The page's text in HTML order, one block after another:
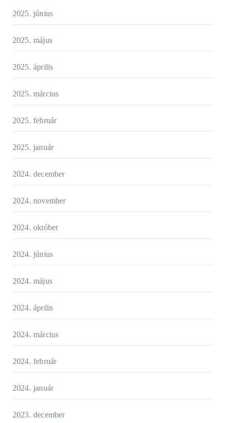
2025. június
2025. május
2025. április
2025. március
2025. február
2025. január
2024. december
2024. november
2024. október
2024. június
2024. május
2024. április
2024. március
2024. február
2024. január
2023. december